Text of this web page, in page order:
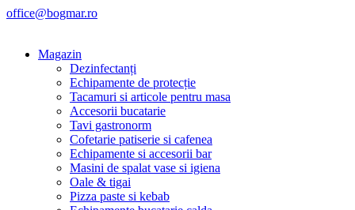
office@bogmar.ro
Magazin
Dezinfectanți
Echipamente de protecție
Tacamuri si articole pentru masa
Accesorii bucatarie
Tavi gastronorm
Cofetarie patiserie si cafenea
Echipamente si accesorii bar
Masini de spalat vase si igiena
Oale & tigai
Pizza paste si kebab